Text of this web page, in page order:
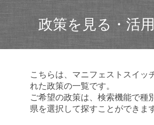
政策を見る・活
こちらは、マニフェストスイッ
れた政策の一覧です。
ご希望の政策は、検索機能で種
県を選択して探すことができま